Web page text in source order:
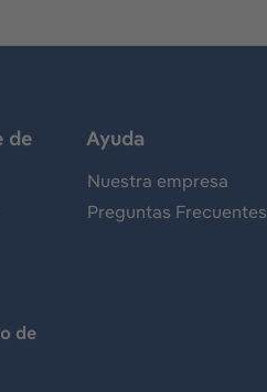
de
de
Ayuda
Nuestra empresa
Preguntas Frecuentes